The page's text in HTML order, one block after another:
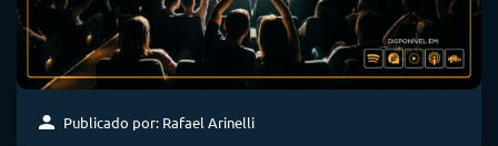
Publicado por: Rafael Arinelli